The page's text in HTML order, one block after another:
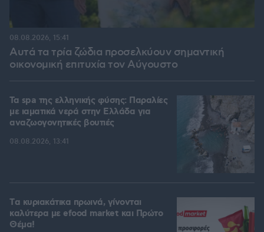
Αυτά τα τρία ζώδια προσελκύουν σημαντική
οικονομική επιτυχία τον Αύγουστο
08.08.2026, 15:41
Τα spa της ελληνικής φύσης: Παραλίες
με ιαματικά νερά στην Ελλάδα για
αναζωογονητικές βουτιές
08.08.2026, 13:41
Tα κυριακάτικα πρωινά, γίνονται
καλύτερα με efood market και Πρώτο
Θέμα!